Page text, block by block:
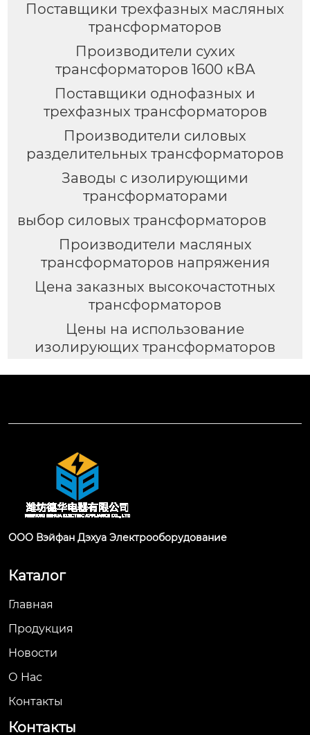
Поставщики трехфазных масляных
трансформаторов
Производители сухих
трансформаторов 1600 кВА
Поставщики однофазных и
трехфазных трансформаторов
Производители силовых
разделительных трансформаторов
Заводы с изолирующими
трансформаторами
выбор силовых трансформаторов
Производители масляных
трансформаторов напряжения
Цена заказных высокочастотных
трансформаторов
Цены на использование
изолирующих трансформаторов
ООО Вэйфан Дэхуа Электрооборудование
Каталог
Главная
Продукция
Новости
О Hас
Контакты
Контакты